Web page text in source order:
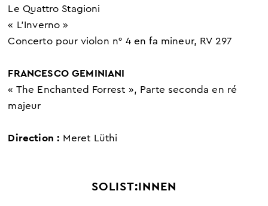
Le Quattro Stagioni
« L'Inverno »
Concerto pour violon n° 4 en fa mineur, RV 297
FRANCESCO GEMINIANI
« The Enchanted Forrest », Parte seconda en ré
majeur
Direction : Meret Lüthi
SOLIST:INNEN